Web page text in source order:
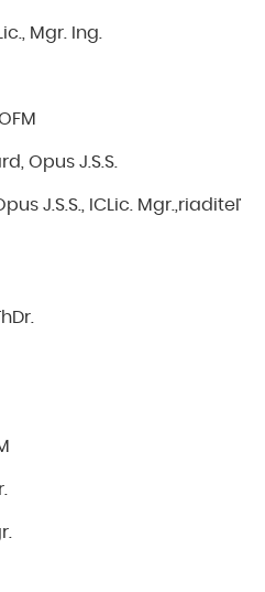
Mgr. Ing.
Opus J.S.S.
J.S.S., ICLic. Mgr.,riaditeľ